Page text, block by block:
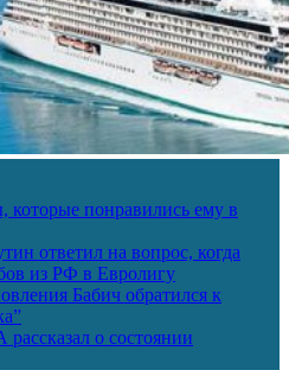
которые понравились ему в
ответил на вопрос, когда
из РФ в Евролигу
Бабич обратился к
о состоянии